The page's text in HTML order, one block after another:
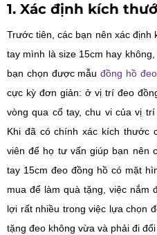
1. Xác định kích
Trước tiên, các bạn nên xác
tay mình là size 15cm hay
bạn chọn được mẫuđồng hồ
cực kỳ đơn giản: ở vị trí đeo
vòng qua cổ tay, chu vi của vị
Khi đã có chính xác kích thước
viên để họ tư vấn giúp bạn nên
tay 15cm đeo đồng hồ có mặt
mua để làm quà tặng, việc nắm
lợi rất nhiều trong việc lựa chọn
tặng đeo không vừa và phải đi đổi